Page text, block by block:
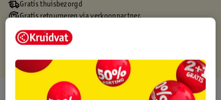
Gratis thuisbezorgd
Gratis retourneren via verkooppartner.
Gratis punten met je Kruidvat kaart
Over dit product